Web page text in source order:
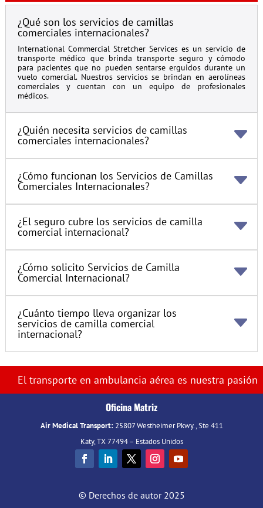
¿Qué son los servicios de camillas
comerciales internacionales?
International Commercial Stretcher Services es un servicio de
transporte médico que brinda transporte seguro y cómodo
para pacientes que no pueden sentarse erguidos durante un
vuelo comercial. Nuestros servicios se brindan en aerolíneas
comerciales y cuentan con un equipo de profesionales
médicos.
¿Quién necesita servicios de camillas
comerciales internacionales?
¿Cómo funcionan los Servicios de Camillas
Comerciales Internacionales?
¿El seguro cubre los servicios de camilla
comercial internacional?
¿Cómo solicito Servicios de Camilla
Comercial Internacional?
¿Cuánto tiempo lleva organizar los
servicios de camilla comercial
internacional?
El transporte en ambulancia aérea es nuestra pasión
Oficina Matriz
Air Medical Transport:25807 Westheimer Pkwy., Ste 411
Katy, TX 77494 – Estados Unidos
© Derechos de autor 2025